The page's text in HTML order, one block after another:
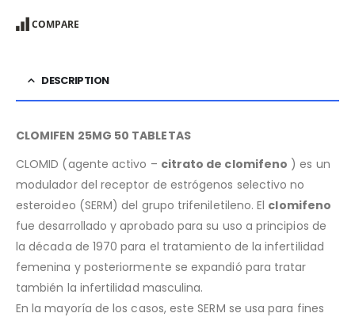
COMPARE
DESCRIPTION
CLOMIFEN 25MG 50 TABLETAS
CLOMID (agente activo – citrato de clomifeno ) es un
modulador del receptor de estrógenos selectivo no
esteroideo (SERM) del grupo trifeniletileno. El clomifeno
fue desarrollado y aprobado para su uso a principios de
la década de 1970 para el tratamiento de la infertilidad
femenina y posteriormente se expandió para tratar
también la infertilidad masculina.
En la mayoría de los casos, este SERM se usa para fines